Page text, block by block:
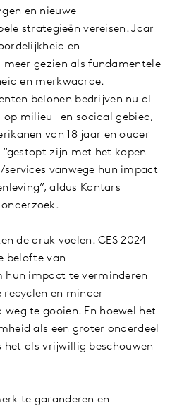
en nieuwe
strategieën vereisen. Jaar
en
gezien als fundamentele
en merkwaarde.
belonen bedrijven nu al
milieu- en sociaal gebied,
van 18 jaar en ouder
zijn met het kopen
vanwege hun impact
aldus Kantars
de druk voelen. CES 2024
belofte van
hun impact te verminderen
en minder
te gooien. En hoewel het
als een groter onderdeel
het als vrijwillig beschouwen
te garanderen en